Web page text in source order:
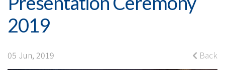
Presentation
Ceremony
2019
2019
05 Jun, 2019 Back